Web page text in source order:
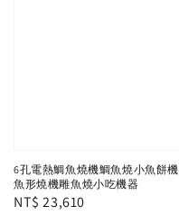
6孔電熱鯛魚燒機鯛魚燒小魚餅機
魚形燒機雕魚燒小吃機器
Regular
NT$ 23,610